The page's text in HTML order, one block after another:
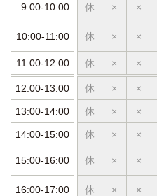
9:00-10:00 休 × ×
10:00-11:00 休 × ×
11:00-12:00 休 × ×
12:00-13:00 休 × ×
13:00-14:00 休 × ×
14:00-15:00 休 × ×
15:00-16:00 休 × ×
16:00-17:00 休 × ×